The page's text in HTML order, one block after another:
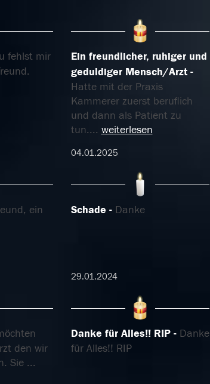
fehlst mir
Ein freundlicher, ruhiger und
geduldiger Mensch/Arzt
Hatte mit der Praxis
Kammerer zuerst beruflich
und dann als Patient zu
tun.... weiterlesen
04.01.2025
ein
Schade Danke
29.01.2024
den wir
Sie ...
Danke für Alles!! RIP
Danke
für Alles!! RIP